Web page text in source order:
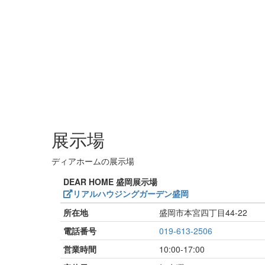
展示場
ディアホームの展示場
DEAR HOME 盛岡展示場
リアルハウジングガーデン盛岡
所在地
盛岡市本宮四丁目44-22
電話番号
019-613-2506
営業時間
10:00-17:00